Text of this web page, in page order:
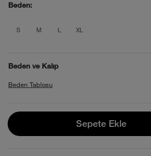
Beden:
S M L XL
Beden ve Kalıp
Beden Tablosu
Sepete Ekle
Sepete Ekle